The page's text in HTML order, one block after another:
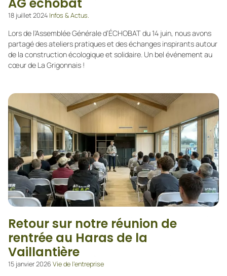
AG échobat
18 juillet 2024 Infos & Actus.
Lors de l’Assemblée Générale d’ÉCHOBAT du 14 juin, nous avons
partagé des ateliers pratiques et des échanges inspirants autour
de la construction écologique et solidaire. Un bel événement au
cœur de La Grigonnais !
Retour sur notre réunion de
rentrée au Haras de la
Vaillantière
15 janvier 2026 Vie de l’entreprise